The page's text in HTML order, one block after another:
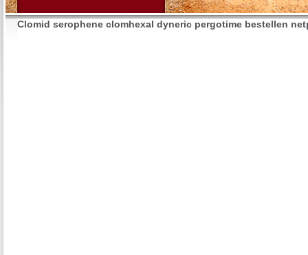
Clomid serophene clomhexal dyneric pergotime bestellen